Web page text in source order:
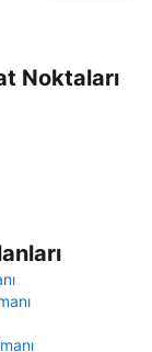
Noktaları